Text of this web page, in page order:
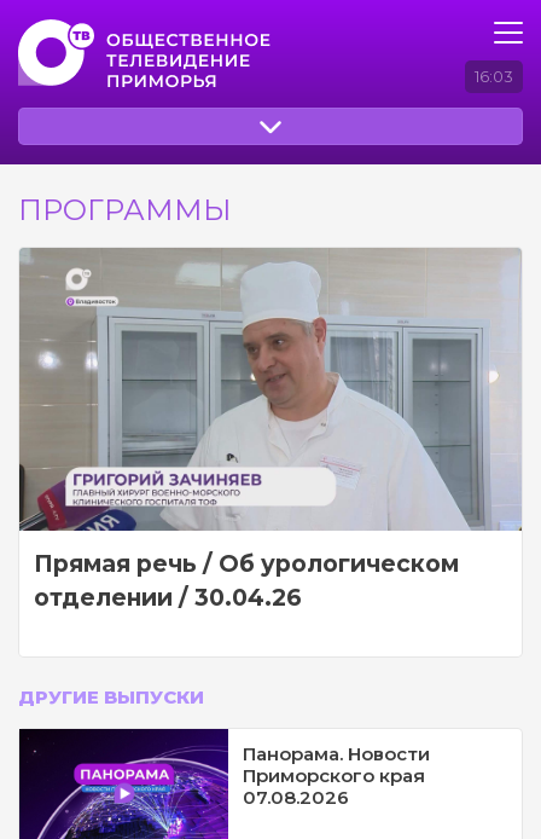
16:03
ПРОГРАММЫ
Прямая речь / Об урологическом
отделении / 30.04.26
ДРУГИЕ ВЫПУСКИ
Панорама. Новости
Приморского края
07.08.2026